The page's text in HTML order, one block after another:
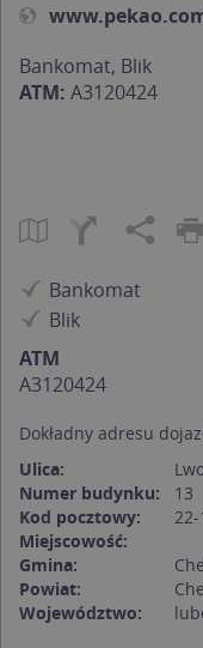
Bankomat, Blik
ATM: A3120424
Bankomat
Blik
ATM
A3120424
Dokładny adresu
Ulica:
Numer budynku:
13
Kod pocztowy:
Miejscowość:
Gmina:
Powiat:
Województwo: